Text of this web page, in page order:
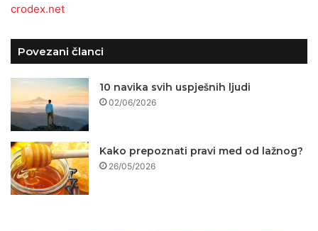
crodex.net
Povezani članci
10 navika svih uspješnih ljudi
02/06/2026
Kako prepoznati pravi med od lažnog?
26/05/2026